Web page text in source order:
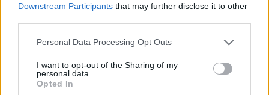
Downstream Participants that may further disclose it to other
Personal Data Processing Opt Outs
I want to opt-out of the Sharing of my
personal data.
Opted In
17/01/2010
Gasparri: sono loro il partito
dell'odio
18/12/2009